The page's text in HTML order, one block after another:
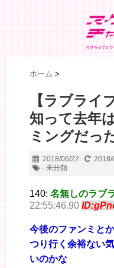
ホーム >
【ラブライ
知って去年
ミングだっ
2018/06/22
2018/
- 未分類
140: 名無しのラブ
22:55:46.90
今後のファンミと
つり行く余裕ない
いのかな